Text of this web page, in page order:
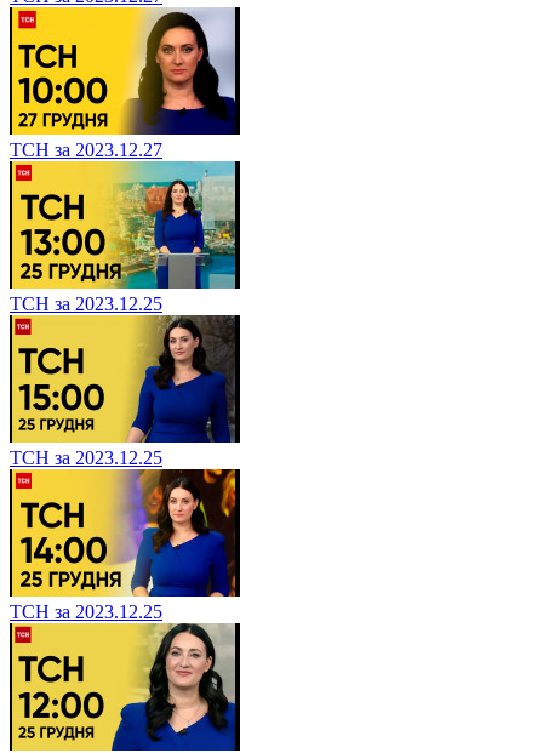
ТСН за 2023.12.27
ТСН за 2023.12.25
ТСН за 2023.12.25
ТСН за 2023.12.25